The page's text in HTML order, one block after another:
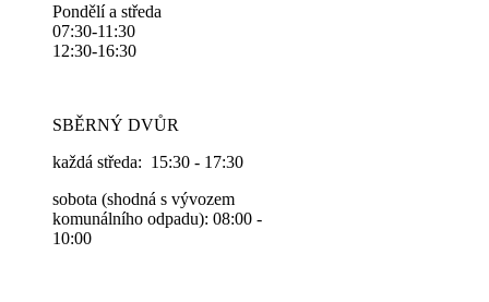
Pondělí a středa
07:30-11:30
12:30-16:30
SBĚRNÝ DVŮR
každá středa: 15:30 - 17:30
sobota (shodná s vývozem
komunálního odpadu): 08:00 -
10:00